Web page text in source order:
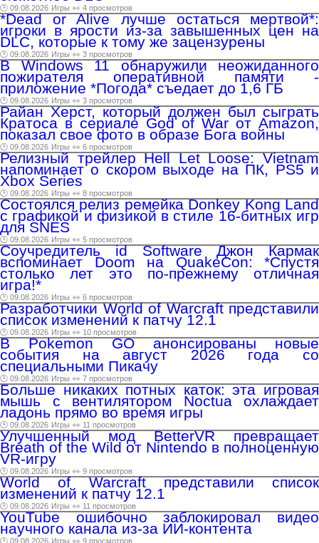
🕑 09.08.2026 Игры 👀 4 просмотров
*Dead or Alive лучше остаться мертвой*:
игроки в ярости из-за завышенных цен на
DLC, которые к тому же зацензурены
🕑 09.08.2026 Игры 👀 3 просмотров
В Windows 11 обнаружили неожиданного
пожирателя оперативной памяти -
приложение *Погода* съедает до 1,6 ГБ
🕑 09.08.2026 Игры 👀 3 просмотров
Райан Херст, который должен был сыграть
Кратоса в сериале God of War от Amazon,
показал свое фото в образе Бога войны
🕑 09.08.2026 Игры 👀 6 просмотров
Релизный трейлер Hell Let Loose: Vietnam
напоминает о скором выходе на ПК, PS5 и
Xbox Series
🕑 09.08.2026 Игры 👀 8 просмотров
Состоялся релиз ремейка Donkey Kong Land
с графикой и физикой в стиле 16-битных игр
для SNES
🕑 09.08.2026 Игры 👀 5 просмотров
Соучредитель id Software Джон Кармак
вспоминает Doom на QuakeCon: *Спустя
столько лет это по-прежнему отличная
игра!*
🕑 09.08.2026 Игры 👀 6 просмотров
Разработчики World of Warcraft представили
список изменений к патчу 12.1
🕑 09.08.2026 Игры 👀 10 просмотров
В Pokemon GO анонсированы новые
события на август 2026 года со
специальными Пикачу
🕑 09.08.2026 Игры 👀 7 просмотров
Больше никаких потных каток: эта игровая
мышь с вентилятором Noctua охлаждает
ладонь прямо во время игры
🕑 09.08.2026 Игры 👀 11 просмотров
Улучшенный мод BetterVR превращает
Breath of the Wild от Nintendo в полноценную
VR-игру
🕑 09.08.2026 Игры 👀 9 просмотров
World of Warcraft представили список
изменений к патчу 12.1
🕑 09.08.2026 Игры 👀 11 просмотров
YouTube ошибочно заблокировал видео
научного канала из-за ИИ-контента
🕑 09.08.2026 Игры 👀 9 просмотров